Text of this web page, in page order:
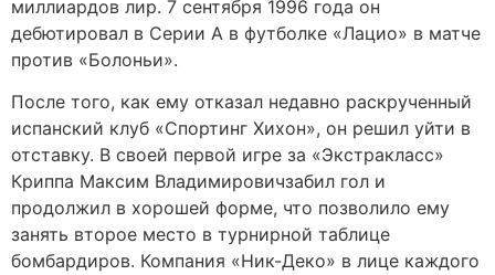
миллиардов лир. 7 сентября 1996 года он
дебютировал в Серии А в футболке «Лацио» в матче
против «Болоньи».
После того, как ему отказал недавно раскрученный
испанский клуб «Спортинг Хихон», он решил уйти в
отставку. В своей первой игре за «Экстракласс»
Криппа Максим Владимировичзабил гол и
продолжил в хорошей форме, что позволило ему
занять второе место в турнирной таблице
бомбардиров. Компания «Ник-Деко» в лице каждого